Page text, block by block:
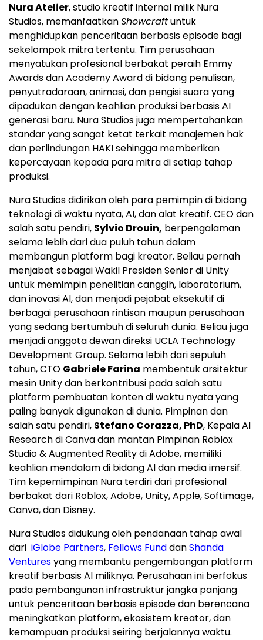
Nura Atelier, studio kreatif internal milik Nura
Studios, memanfaatkanShowcraftuntuk
menghidupkan penceritaan berbasis episode bagi
sekelompok mitra tertentu. Tim perusahaan
menyatukan profesional berbakat peraih Emmy
Awards dan Academy Award di bidang penulisan,
penyutradaraan, animasi, dan pengisi suara yang
dipadukan dengan keahlian produksi berbasis AI
generasi baru. Nura Studios juga mempertahankan
standar yang sangat ketat terkait manajemen hak
dan perlindungan HAKI sehingga memberikan
kepercayaan kepada para mitra di setiap tahap
produksi.
Nura Studios didirikan oleh para pemimpin di bidang
teknologi di waktu nyata, AI, dan alat kreatif. CEO dan
salah satu pendiri, Sylvio Drouin, berpengalaman
selama lebih dari dua puluh tahun dalam
membangun platform bagi kreator. Beliau pernah
menjabat sebagai Wakil Presiden Senior di Unity
untuk memimpin penelitian canggih, laboratorium,
dan inovasi AI, dan menjadi pejabat eksekutif di
berbagai perusahaan rintisan maupun perusahaan
yang sedang bertumbuh di seluruh dunia. Beliau juga
menjadi anggota dewan direksi UCLA Technology
Development Group. Selama lebih dari sepuluh
tahun, CTO Gabriele Farina membentuk arsitektur
mesin Unity dan berkontribusi pada salah satu
platform pembuatan konten di waktu nyata yang
paling banyak digunakan di dunia. Pimpinan dan
salah satu pendiri, Stefano Corazza, PhD, Kepala AI
Research di Canva dan mantan Pimpinan Roblox
Studio & Augmented Reality di Adobe, memiliki
keahlian mendalam di bidang AI dan media imersif.
Tim kepemimpinan Nura terdiri dari profesional
berbakat dari Roblox, Adobe, Unity, Apple, Softimage,
Canva, dan Disney.
Nura Studios didukung oleh pendanaan tahap awal
dari iGlobe Partners, Fellows FunddanShanda
Venturesyang membantu pengembangan platform
kreatif berbasis AI miliknya. Perusahaan ini berfokus
pada pembangunan infrastruktur jangka panjang
untuk penceritaan berbasis episode dan berencana
meningkatkan platform, ekosistem kreator, dan
kemampuan produksi seiring berjalannya waktu.